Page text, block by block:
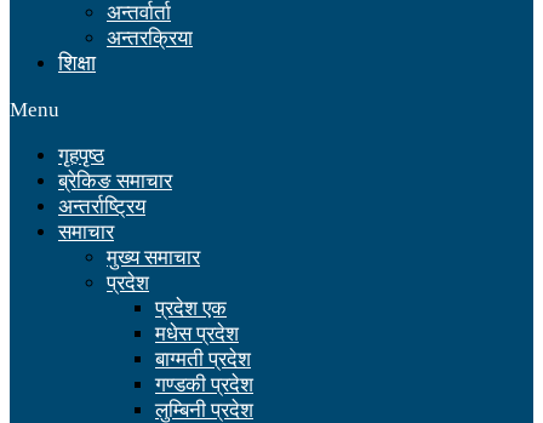
अन्तर्वार्ता
अन्तरक्रिया
शिक्षा
Menu
गृहपृष्ठ
ब्रेकिङ समाचार
अन्तर्राष्ट्रिय
समाचार
मुख्य समाचार
प्रदेश
प्रदेश एक
मधेस प्रदेश
बाग्मती प्रदेश
गण्डकी प्रदेश
लुम्बिनी प्रदेश